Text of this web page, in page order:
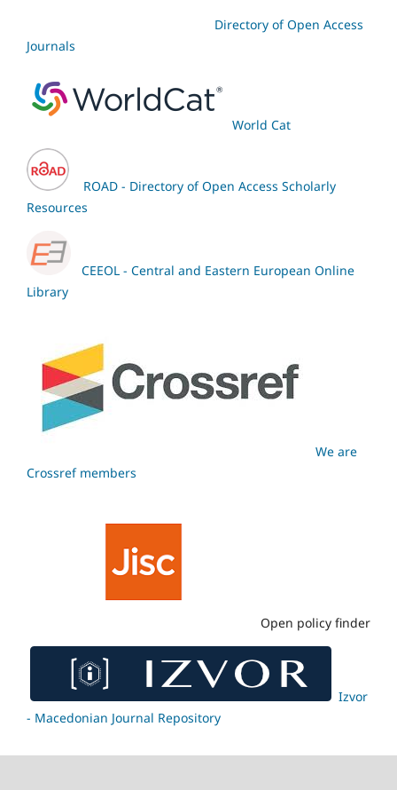
Directory of Open Access
Journals
World Cat
ROAD - Directory of Open Access Scholarly
Resources
CEEOL - Central and Eastern European Online
Library
We are
Crossref members
Open policy finder
Izvor
- Macedonian Journal Repository